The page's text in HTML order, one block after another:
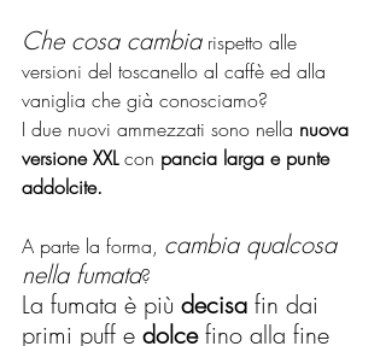
Che cosa cambia rispetto alle
versioni del toscanello al caffè ed alla
vaniglia che già conosciamo?
I due nuovi ammezzati sono nella nuova
versione XXL con pancia larga e punte
addolcite.
A parte la forma, cambia qualcosa
nella fumata?
La fumata è più decisa fin dai
primi puff e dolce fino alla fine